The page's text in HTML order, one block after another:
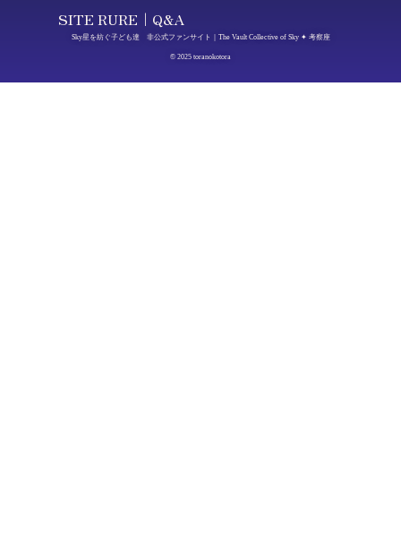
SITE RURE｜Q&A
Sky星を紡ぐ子ども達 非公式ファンサイト｜The Vault Collective of Sky ✦ 考察座
© 2025 toranokotora